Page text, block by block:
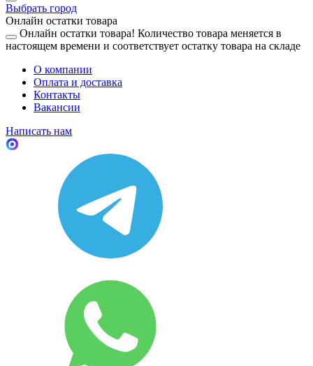
Выбрать город
Онлайн остатки товара
Онлайн остатки товара! Количество товара меняется в
настоящем времени и соответствует остатку товара на складе
О компании
Оплата и доставка
Контакты
Вакансии
Написать нам